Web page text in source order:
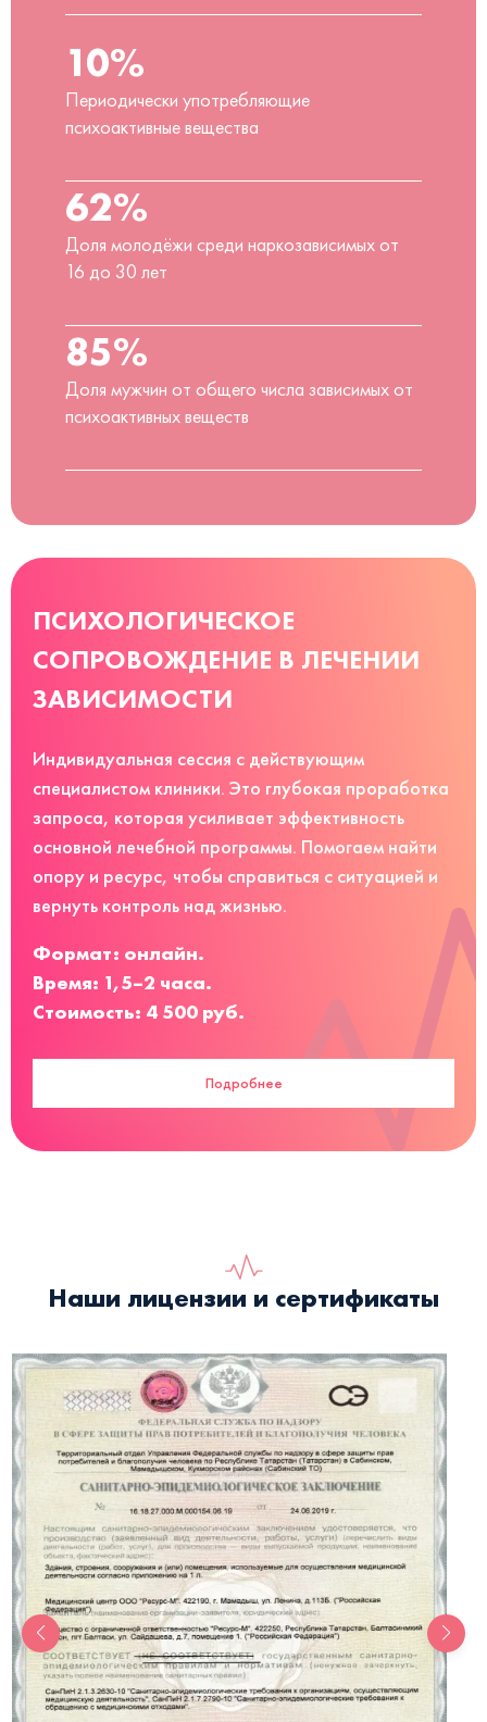
10%
Периодически употребляющие
психоактивные вещества
62%
Доля молодёжи среди наркозависимых от
16 до 30 лет
85%
Доля мужчин от общего числа зависимых от
психоактивных веществ
ПСИХОЛОГИЧЕСКОЕ
СОПРОВОЖДЕНИЕ В ЛЕЧЕНИИ
ЗАВИСИМОСТИ
Индивидуальная сессия с действующим
специалистом клиники. Это глубокая проработка
запроса, которая усиливает эффективность
основной лечебной программы. Помогаем найти
опору и ресурс, чтобы справиться с ситуацией и
вернуть контроль над жизнью.
Формат: онлайн.
Время: 1,5–2 часа.
Стоимость: 4 500 руб.
Подробнее
Наши лицензии и сертификаты